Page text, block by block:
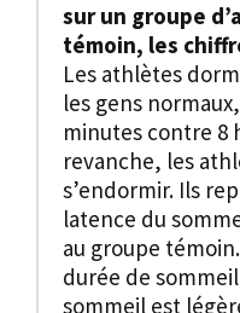
sur un groupe
témoin, les
Les athlètes
les gens
minutes contre 8
revanche, les
s’endormir. Ils
latence du
au groupe
durée de
sommeil est